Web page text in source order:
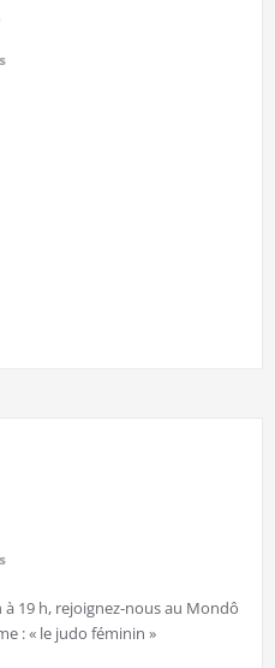
19 h, rejoignez-nous au Mondô
: « le judo féminin »